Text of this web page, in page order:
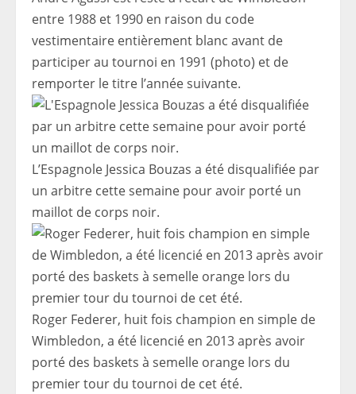
entre 1988 et 1990 en raison du code
vestimentaire entièrement blanc avant de
participer au tournoi en 1991 (photo) et de
remporter le titre l’année suivante.
L’Espagnole Jessica Bouzas a été disqualifiée par
un arbitre cette semaine pour avoir porté un
maillot de corps noir.
Roger Federer, huit fois champion en simple de
Wimbledon, a été licencié en 2013 après avoir
porté des baskets à semelle orange lors du
premier tour du tournoi de cet été.